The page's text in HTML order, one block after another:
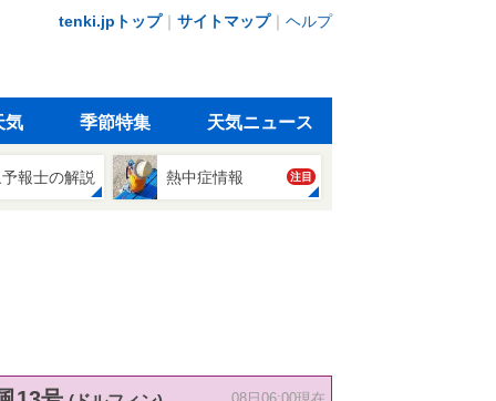
tenki.jpトップ｜ サイトマップ｜ ヘルプ
気 季節特集 天気ニュース
報士の解説 熱中症情報 注目